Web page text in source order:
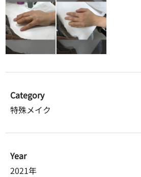
Category
特殊メイク
Year
2021年